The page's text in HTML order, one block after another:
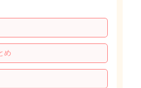
め